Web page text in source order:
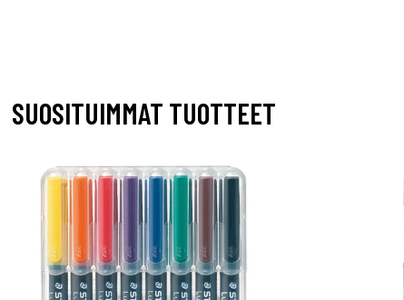
SUOSITUIMMAT TUOTTEET